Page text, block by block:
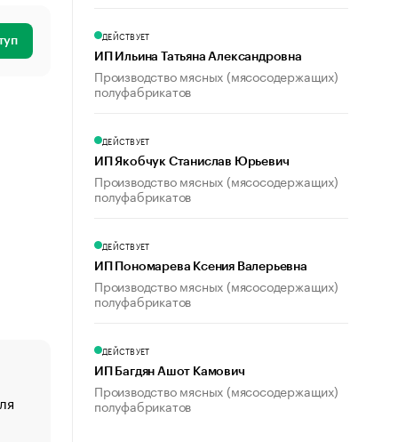
«От спорта тело стареет иначе». Как живет глава
создавшей GTA
ДЕЙСТВУЕТ
ИП Ильина Татьяна Александровна
Производство мясных (мясосодержащих)
полуфабрикатов
ДЕЙСТВУЕТ
ИП Якобчук Станислав Юрьевич
Производство мясных (мясосодержащих)
полуфабрикатов
ДЕЙСТВУЕТ
ИП Пономарева Ксения Валерьевна
Производство мясных (мясосодержащих)
полуфабрикатов
ДЕЙСТВУЕТ
ИП Багдян Ашот Камович
Производство мясных (мясосодержащих)
полуфабрикатов